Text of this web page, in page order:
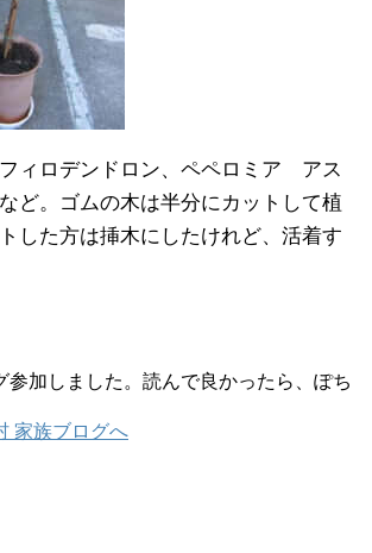
ィロデンドロン、ペペロミア アス
ど。ゴムの木は半分にカットして植
した方は挿木にしたけれど、活着す
参加しました。読んで良かったら、ぽち